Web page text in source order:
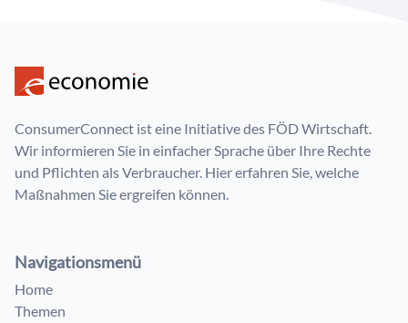
ConsumerConnect ist eine Initiative des FÖD Wirtschaft.
Wir informieren Sie in einfacher Sprache über Ihre Rechte
und Pflichten als Verbraucher. Hier erfahren Sie, welche
Maßnahmen Sie ergreifen können.
Navigationsmenü
Home
Themen